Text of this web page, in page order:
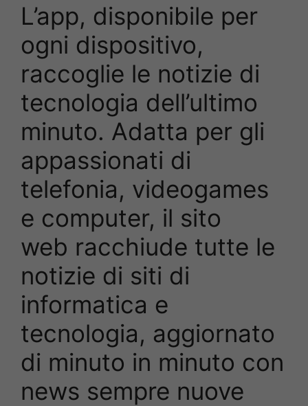
L’app, disponibile per
ogni dispositivo,
raccoglie le notizie di
tecnologia dell’ultimo
minuto. Adatta per gli
appassionati di
telefonia, videogames
e computer, il sito
web racchiude tutte le
notizie di siti di
informatica e
tecnologia, aggiornato
di minuto in minuto con
news sempre nuove